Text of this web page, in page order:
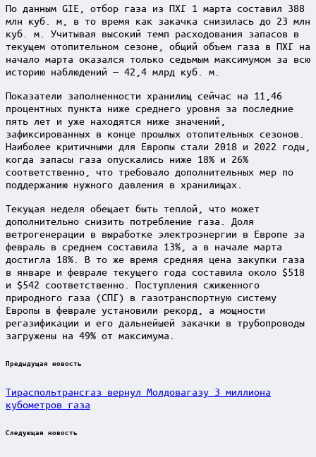
По данным GIE, отбор газа из ПХГ 1 марта составил 388
млн куб. м, в то время как закачка снизилась до 23 млн
куб. м. Учитывая высокий темп расходования запасов в
текущем отопительном сезоне, общий объем газа в ПХГ на
начало марта оказался только седьмым максимумом за всю
историю наблюдений — 42,4 млрд куб. м.
Показатели заполненности хранилищ сейчас на 11,46
процентных пункта ниже среднего уровня за последние
пять лет и уже находятся ниже значений,
зафиксированных в конце прошлых отопительных сезонов.
Наиболее критичными для Европы стали 2018 и 2022 годы,
когда запасы газа опускались ниже 18% и 26%
соответственно, что требовало дополнительных мер по
поддержанию нужного давления в хранилищах.
Текущая неделя обещает быть теплой, что может
дополнительно снизить потребление газа. Доля
ветрогенерации в выработке электроэнергии в Европе за
февраль в среднем составила 13%, а в начале марта
достигла 18%. В то же время средняя цена закупки газа
в январе и феврале текущего года составила около $518
и $542 соответственно. Поступления сжиженного
природного газа (СПГ) в газотранспортную систему
Европы в феврале установили рекорд, а мощности
регазификации и его дальнейшей закачки в трубопроводы
загружены на 49% от максимума.
Post
Предыдущая новость
Тираспольтрансгаз вернул Молдовагазу 3 миллиона
кубометров газа
Следующая новость